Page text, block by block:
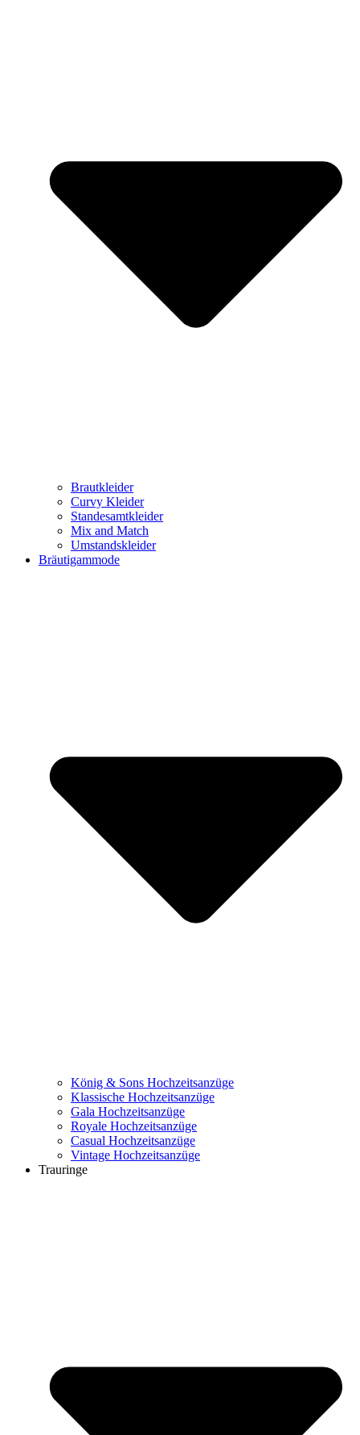
Brautkleider
Curvy Kleider
Standesamtkleider
Mix and Match
Umstandskleider
Bräutigammode
König & Sons Hochzeitsanzüge
Klassische Hochzeitsanzüge
Gala Hochzeitsanzüge
Royale Hochzeitsanzüge
Casual Hochzeitsanzüge
Vintage Hochzeitsanzüge
Trauringe